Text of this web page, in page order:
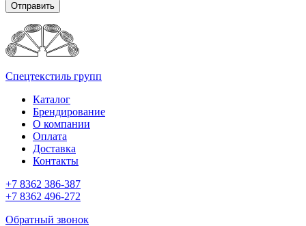
Отправить
Спецтекстиль групп
Каталог
Брендирование
О компании
Оплата
Доставка
Контакты
+7 8362 386-387
+7 8362 496-272
Обратный звонок